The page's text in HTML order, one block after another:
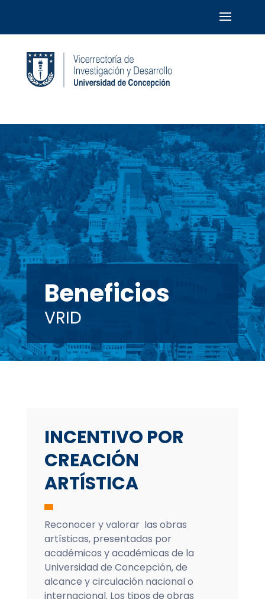
Beneficios
VRID
INCENTIVO POR
CREACIÓN
ARTÍSTICA
Reconocer y valorar las obras
artísticas, presentadas por
académicos y académicas de la
Universidad de Concepción, de
alcance y circulación nacional o
internacional. Los tipos de obras